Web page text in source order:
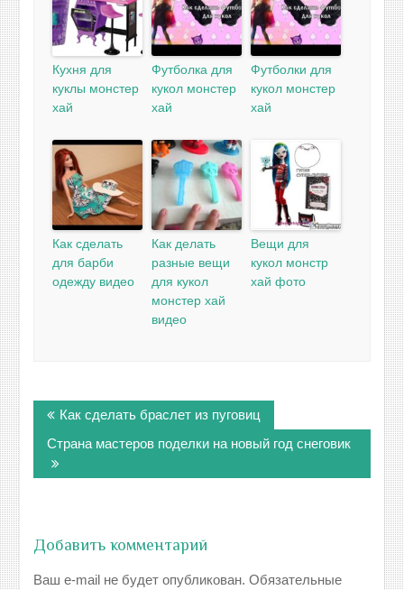
Кухня для
куклы монстер
хай
Футболка для
кукол монстер
хай
Футболки для
кукол монстер
хай
Как сделать
для барби
одежду видео
Как делать
разные вещи
для кукол
монстер хай
видео
Вещи для
кукол монстр
хай фото
по
записям
Как сделать браслет из пуговиц
Страна мастеров поделки на новый год снеговик
Добавить комментарий
Ваш e-mail не будет опубликован. Обязательные